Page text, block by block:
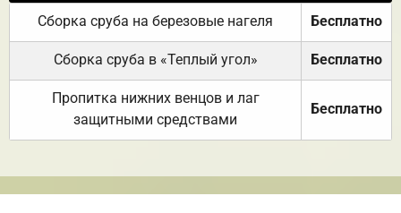
Сборка сруба на березовые нагеля Бесплатно
Сборка сруба в «Теплый угол» Бесплатно
Пропитка нижних венцов и лаг
защитными средствами
Бесплатно